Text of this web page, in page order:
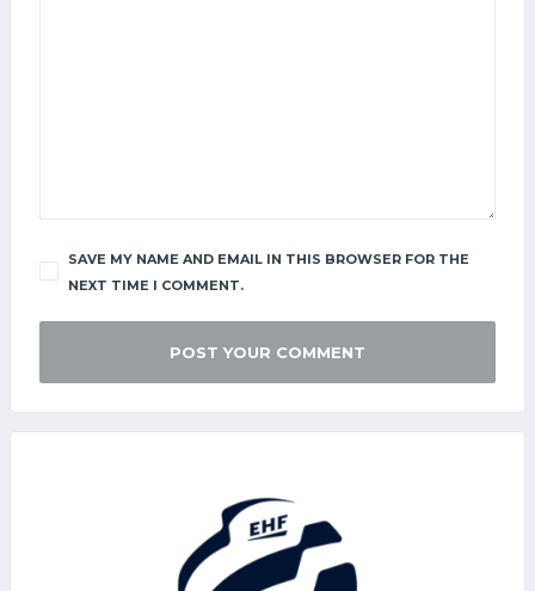
SAVE MY NAME AND EMAIL IN THIS BROWSER FOR THE
NEXT TIME I COMMENT.